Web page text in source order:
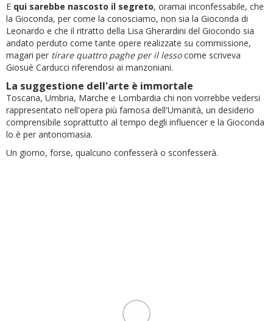
E qui sarebbe nascosto il segreto, oramai inconfessabile, che
la Gioconda, per come la conosciamo, non sia la Gioconda di
Leonardo e che il ritratto della Lisa Gherardini del Giocondo sia
andato perduto come tante opere realizzate su commissione,
magari per tirare quattro paghe per il lessocome scriveva
Giosuè Carducci riferendosi ai manzoniani.
La suggestione dell'arte è immortale
Toscana, Umbria, Marche e Lombardia chi non vorrebbe vedersi
rappresentato nell'opera più famosa dell'Umanità, un desiderio
comprensibile soprattutto al tempo degli influencer e la Gioconda
lo è per antonomasia.
Un giorno, forse, qualcuno confesserà o sconfesserà.